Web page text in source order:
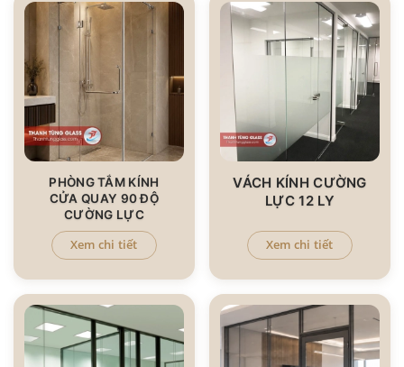
PHÒNG TẮM KÍNH
CỬA QUAY 90 ĐỘ
CƯỜNG LỰC
Xem chi tiết
VÁCH KÍNH CƯỜNG
LỰC 12 LY
Xem chi tiết